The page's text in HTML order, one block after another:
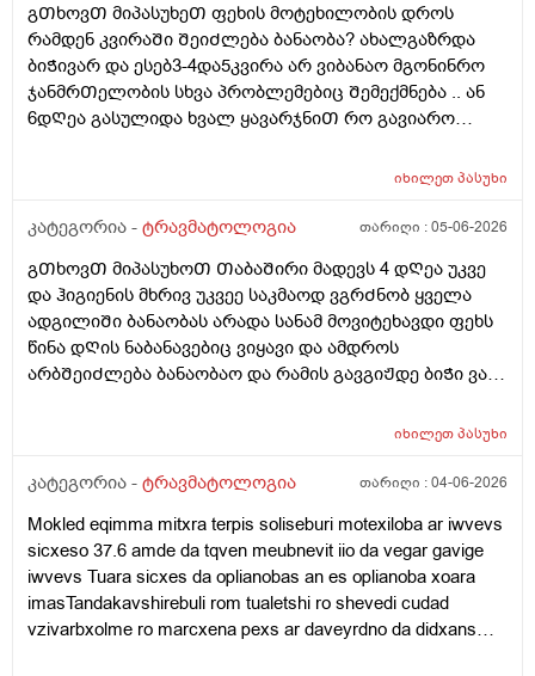
ნერვს ათავისუფლებენ და ამ ლაზერო თერაპიის
გარდა დამჭირდება თუ არა ყურის ოპერაციაც რომ ეს
ნერვი მეორედ აღარ მომყვეს და ახლა ვარ 26 წლის
და თუ არის შანსი იმის მერე რაც ყური ამაგლიჯეს
ხერხემალზე ან სადმე რამე არასრულად ან
და იმის მერე ახლა მითუმეტეს სულ მძიმე ხასიათი
ასევთქვათ შინაგანად მკვდარი ვარ რას მირჩევთ
როგორ მოვიქცე რომ ეს ყველაფერი გამოვასწორო
რომ დავუბრუნდე ნორმალურ ცხოვრებას ყურიც
მეძაბება ხოლმე და ეს ძარრვიც მეჭიმება და ყრუდ
მტკივა ხან თავიც ამტკივდება ხოლმე და ჟრუანტელს
ვგრძნობ თავის არეში და მარცხხენა ლოყის არეში
პირველ რიგში ნერვის ამბავის მოგვარება მინდა
ძვლებიც ცუდად განვითარებულიყო? გადაღება
დამჭირდება ცხვირიც ჩამომეზარდა და ჩემი თავი
საერთოდ აღარ მომწონს და რა თანხებთან იქნება ეს
ყველაფერი დაახლოებით დაკავშირებული.ვის
მივმართო. გთხოვთ ამომწურავი პასუხი გამცეთ ამ
ფენომენთან.. ფიზკულტურის მასწავლებელმა
ამაგლიჯა ბავშვობაში ყური ხო და მარჯვენა ყურიც
გᲗხოვᲗ მიპასუხეᲗ ფეხის მოტეხილობის დროს
რამდენ კვირაᲨი ᲨეიᲫლება ბანაობა? ახალგაზრდა
ბიᲭივარ და ესებ3-4და5კვირა არ ვიბანაო მგონინრო
ჯანმრᲗელობის სხვა პრობლემებიც Შემექმნება .. ან
6დᲦეა გასულიდა ხვალ ყავარჯნიᲗ რო გავიარო
იხილეთპასუხი
კატეგორია - ტრავმატოლოგია თარიღი :05-06-2026
გᲗხოვᲗ მიპასუხოᲗ ᲗაბაᲨირი მადევს 4 დᲦეა უკვე
და ჰიგიენის მხრივ უკვეე საკმაოდ ვგრᲫნობ ყველა
ადგილიᲨი ბანაობას არადა სანამ მოვიტეხავდი ფეხს
წინა დᲦის ნაბანავებიც ვიყავი და ამდროს
არბᲨეიᲫლება ბანაობაო და რამის გავგიᲟდე ბიᲭი ვარ
ამდენი ხანი როარ ვიბანავებ არ ᲨეიᲫლება ისე რო
იხილეთპასუხი
კატეგორია - ტრავმატოლოგია თარიღი :04-06-2026
Mokled eqimma mitxra terpis soliseburi motexiloba ar iwvevs
sicxeso 37.6 amde da tqven meubnevit iio da vegar gavige
iwvevs Tuara sicxes da oplianobas an es oplianoba xoara
imasTandakavshirebuli rom tualetshi ro shevedi cudad
vzivarbxolme ro marcxena pexs ar daveyrdno da didxans